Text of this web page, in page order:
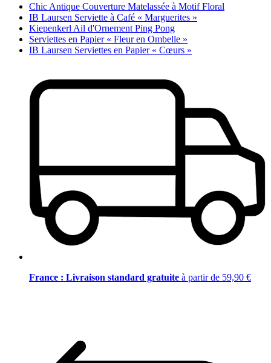
Chic Antique Couverture Matelassée à Motif Floral
IB Laursen Serviette à Café « Marguerites »
Kiepenkerl Ail d'Ornement Ping Pong
Serviettes en Papier « Fleur en Ombelle »
IB Laursen Serviettes en Papier « Cœurs »
France : Livraison standard gratuite à partir de 59,90 €